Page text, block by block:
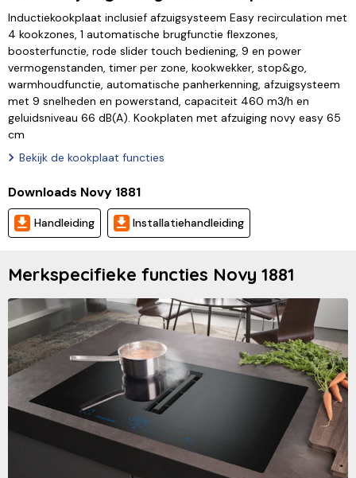
Inductiekookplaat inclusief afzuigsysteem Easy recirculation met
4 kookzones, 1 automatische brugfunctie flexzones,
boosterfunctie, rode slider touch bediening, 9 en power
vermogenstanden, timer per zone, kookwekker, stop&go,
warmhoudfunctie, automatische panherkenning, afzuigsysteem
met 9 snelheden en powerstand, capaciteit 460 m3/h en
geluidsniveau 66 dB(A). Kookplaten met afzuiging novy easy 65
cm
Bekijk de kookplaat functies
Downloads Novy 1881
Handleiding Installatiehandleiding
Merkspecifieke functies Novy 1881